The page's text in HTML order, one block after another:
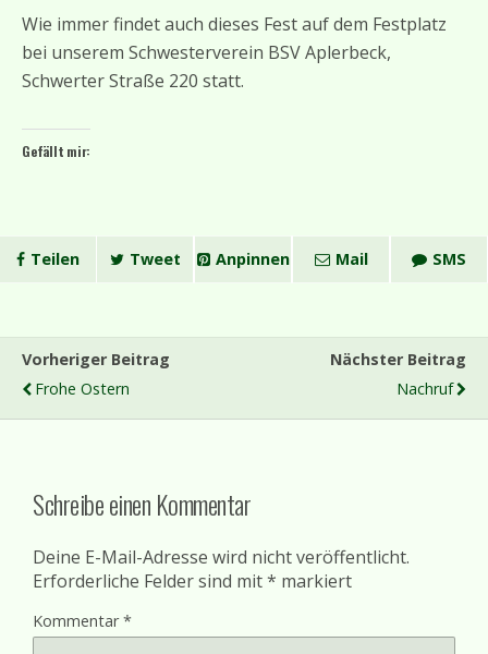
Wie immer findet auch dieses Fest auf dem Festplatz
bei unserem Schwesterverein BSV Aplerbeck,
Schwerter Straße 220 statt.
Gefällt mir:
Teilen Tweet Anpinnen Mail SMS
Vorheriger Beitrag
Frohe Ostern
Nächster Beitrag
Nachruf
Schreibe einen Kommentar
Deine E-Mail-Adresse wird nicht veröffentlicht.
Erforderliche Felder sind mit* markiert
Kommentar*